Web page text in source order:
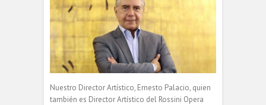
Nuestro Director Artístico, Ernesto Palacio, quien
también es Director Artístico del Rossini Opera